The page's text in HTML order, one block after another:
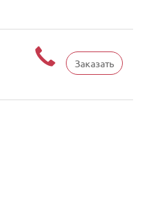
Заказать